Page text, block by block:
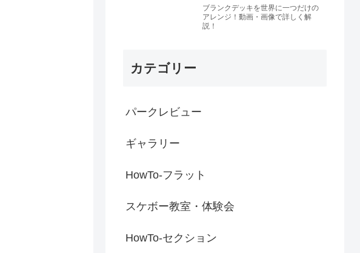
ブランクデッキを世界に一つだけの
アレンジ！動画・画像で詳しく解
説！
カテゴリー
パークレビュー
ギャラリー
HowTo-フラット
スケボー教室・体験会
HowTo-セクション